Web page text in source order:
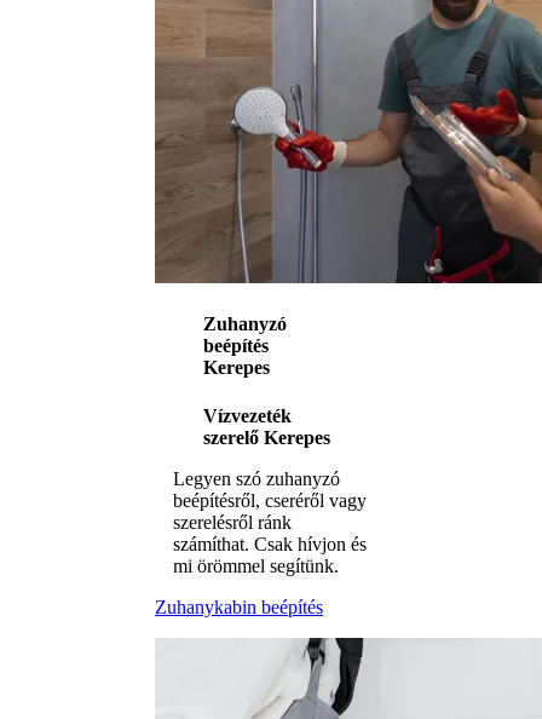
Zuhanyzó
beépítés
Kerepes
Vízvezeték
szerelő Kerepes
Legyen szó zuhanyzó
beépítésről, cseréről vagy
szerelésről ránk
számíthat. Csak hívjon és
mi örömmel segítünk.
Zuhanykabin beépítés